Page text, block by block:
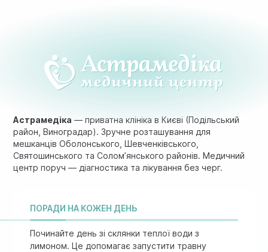
Астрамедіка — приватна клініка в Києві (Подільський
район, Виноградар). Зручне розташування для
мешканців Оболонського, Шевченківського,
Святошинського та Солом’янського районів. Медичний
центр поруч — діагностика та лікування без черг.
ПОРАДИ НА КОЖЕН ДЕНЬ
Починайте день зі склянки теплої води з
лимоном. Це допомагає запустити травну